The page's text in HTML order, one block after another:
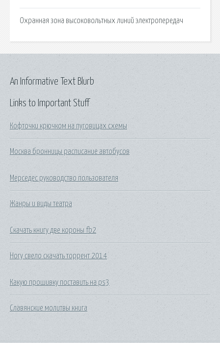
Охранная зона высоковольтных линий электропередач
Links to Important Stuff
Кофточки крючком на пуговицах схемы
Москва бронницы расписание автобусов
Мерседес руководство пользователя
Жанры и виды театра
Скачать книгу две короны fb2
Ногу свело скачать торрент 2014
Какую прошивку поставить на ps3
Славянские молитвы книга
An Informative Text Blurb